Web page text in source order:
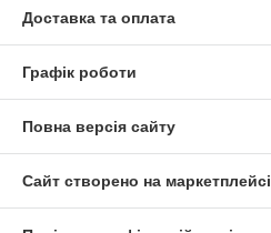
Доставка та оплата
Графік роботи
Повна версія сайту
Сайт створено на маркетплейсі